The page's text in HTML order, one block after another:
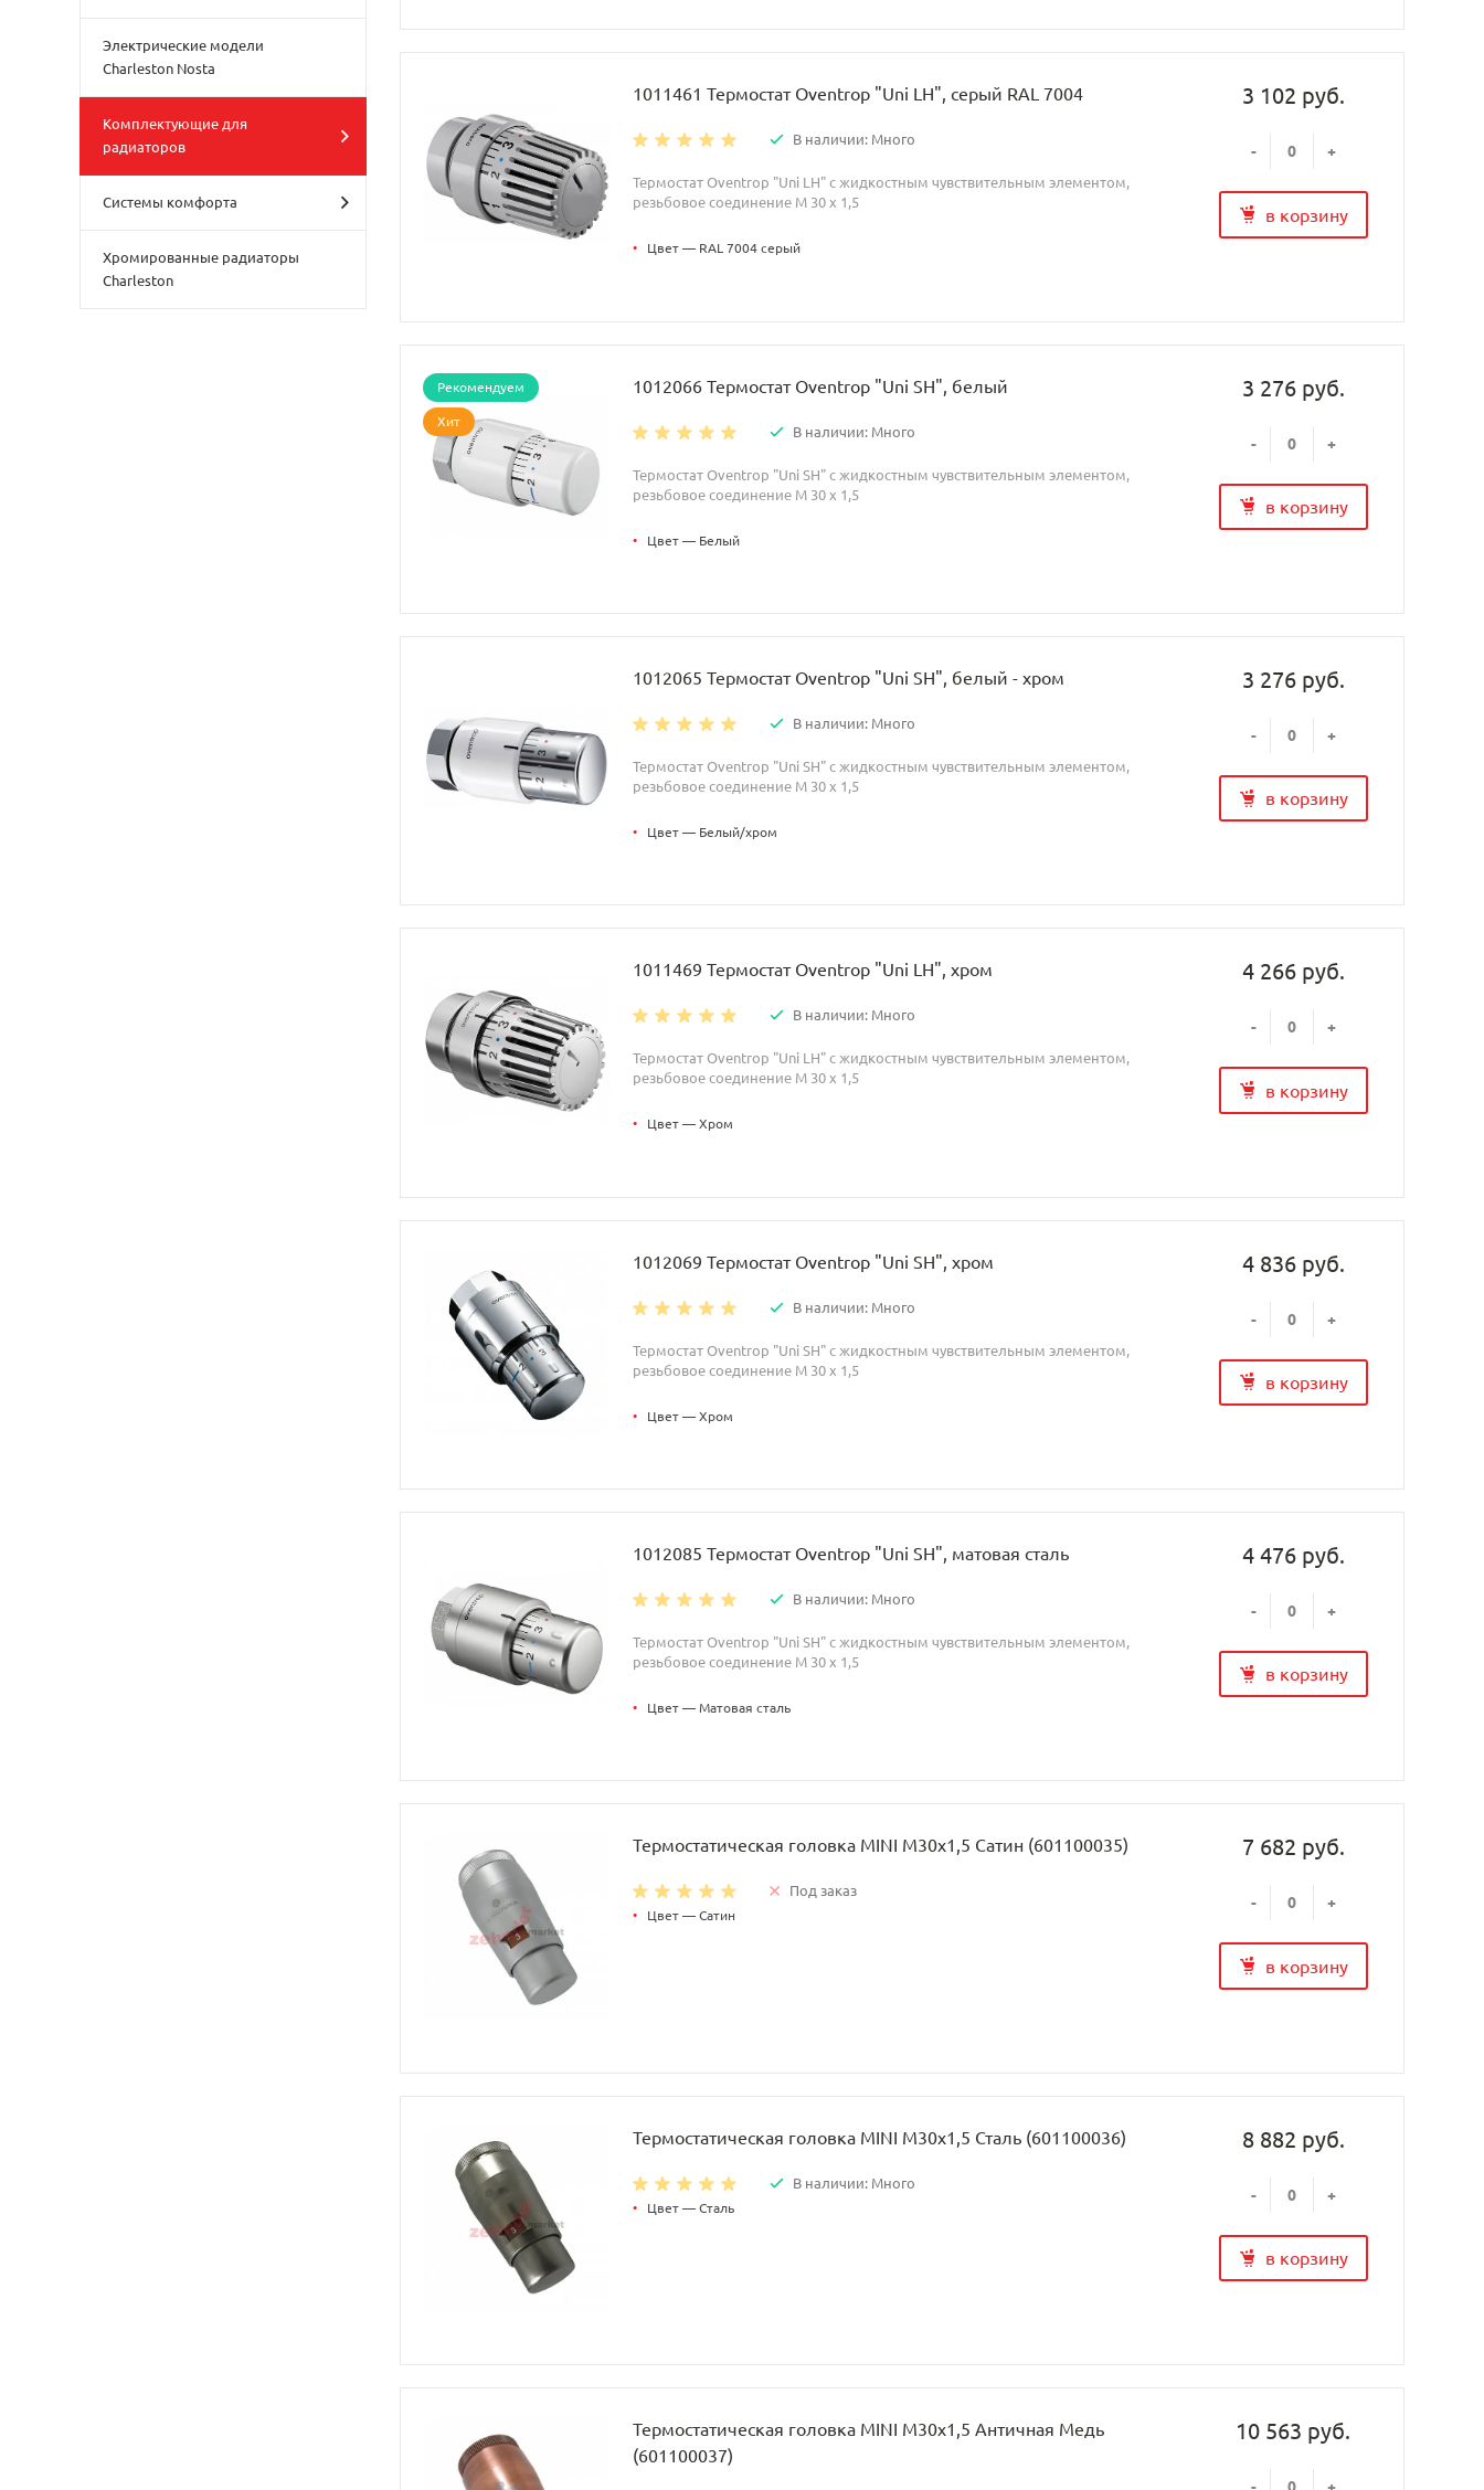
Электрические модели
Charleston Nosta
Комплектующие для
радиаторов
Системы комфорта
Хромированные радиаторы
Charleston
3 102 руб.
- +
в корзину
1011461 Термостат Oventrop "Uni LH", серый RAL 7004
В наличии: Много
Термостат Oventrop "Uni LH" с жидкостным чувствительным элементом,
резьбовое соединение M 30 x 1,5
• Цвет — RAL 7004 серый
Рекомендуем
Хит
3 276 руб.
- +
в корзину
1012066 Термостат Oventrop "Uni SH", белый
В наличии: Много
Термостат Oventrop "Uni SH" с жидкостным чувствительным элементом,
резьбовое соединение M 30 x 1,5
• Цвет — Белый
3 276 руб.
- +
в корзину
1012065 Термостат Oventrop "Uni SH", белый - хром
В наличии: Много
Термостат Oventrop "Uni SH" с жидкостным чувствительным элементом,
резьбовое соединение M 30 x 1,5
• Цвет — Белый/хром
4 266 руб.
- +
в корзину
1011469 Термостат Oventrop "Uni LH", хром
В наличии: Много
Термостат Oventrop "Uni LH" с жидкостным чувствительным элементом,
резьбовое соединение M 30 x 1,5
• Цвет — Хром
4 836 руб.
- +
в корзину
1012069 Термостат Oventrop "Uni SH", хром
В наличии: Много
Термостат Oventrop "Uni SH" с жидкостным чувствительным элементом,
резьбовое соединение M 30 x 1,5
• Цвет — Хром
4 476 руб.
- +
в корзину
1012085 Термостат Oventrop "Uni SH", матовая сталь
В наличии: Много
Термостат Oventrop "Uni SH" с жидкостным чувствительным элементом,
резьбовое соединение M 30 x 1,5
• Цвет — Матовая сталь
7 682 руб.
- +
в корзину
Термостатическая головка MINI M30x1,5 Сатин (601100035)
Под заказ
• Цвет — Сатин
8 882 руб.
- +
в корзину
Термостатическая головка MINI M30x1,5 Сталь (601100036)
В наличии: Много
• Цвет — Сталь
10 563 руб.
Термостатическая головка MINI M30x1,5 Античная Медь
(601100037)